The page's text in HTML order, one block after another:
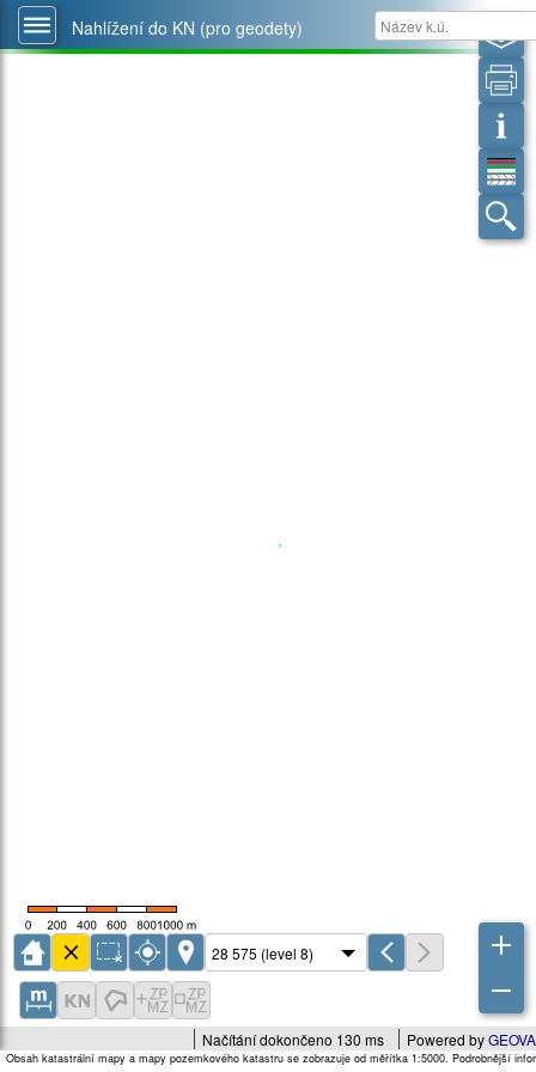
Nahlížení do KN (pro geodety)
Powered by
Načítání dokončeno 130 ms
Obsah katastrální mapy a mapy pozemkového katastru se zobrazuje od měřítka 1:5000. Podrobnější